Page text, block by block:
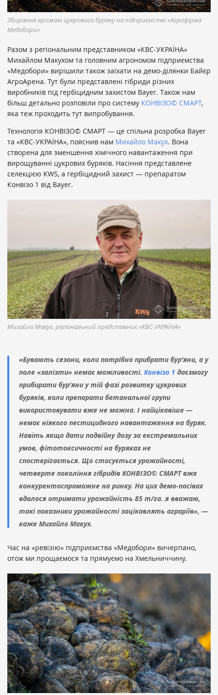
Збирання врожаю цукрового буряку на підприємстві «Агрофірма
Медобори»
Разом з регіональним представником «КВС-УКРАЇНА»
Михайлом Макухом та головним агрономом підприємства
«Медобори» вирішили також заїхати на демо-ділянки Байєр
АгроАрена. Тут були представлені гібриди різних
виробників під гербіцидним захистом Bayer. Також нам
більш детально розповіли про систему КОНВІЗО© СМАРТ,
яка теж проходить тут випробування.
Технологія КОНВІЗО© СМАРТ — це спільна розробка Bayer
та «КВС-УКРАЇНА», пояснив нам Михайло Макух. Вона
створена для зменшення хімічного навантаження при
вирощуванні цукрових буряків. Насіння представлене
селекцією KWS, а гербіцидний захист — препаратом
Конвізо 1 від Bayer.
Михайло Макух, регіональний представник «КВС-УКРАЇНА»
«Бувають сезони, коли потрібно прибрати бур’яни, а у
поле «залізти» немає можливості. Конвізо 1 даєзмогу
прибирати бур’яни у тій фазі розвитку цукрових
буряків, коли препарати бетанальної групи
використовувати вже не можна. І найцікавіше —
немає ніякого пестицидного навантаження на буряк.
Навіть якщо дати подвійну дозу за екстремальних
умов, фітотоксичності на буряках не
спостерігається. Що стосується урожайності,
четверте покоління гібридів КОНВІЗО© СМАРТ вже
конкурентоспроможне на ринку. На цих демо-посівах
вдалося отримати урожайність 85 т/га. я вважаю,
такі показники урожайності зацікавлять аграріїв», —
каже Михайло Макух.
Час на «ревізію» підприємства «Медобори» вичерпано,
отож ми прощаємося та прямуємо на Хмельниччину.